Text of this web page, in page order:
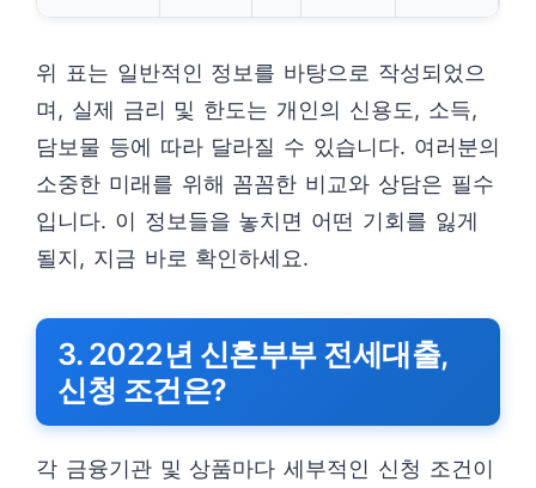
위 표는 일반적인 정보를 바탕으로 작성되었으
며, 실제 금리 및 한도는 개인의 신용도, 소득,
담보물 등에 따라 달라질 수 있습니다. 여러분의
소중한 미래를 위해 꼼꼼한 비교와 상담은 필수
입니다. 이 정보들을 놓치면 어떤 기회를 잃게
될지, 지금 바로 확인하세요.
3. 2022년 신혼부부 전세대출,
신청 조건은?
각 금융기관 및 상품마다 세부적인 신청 조건이